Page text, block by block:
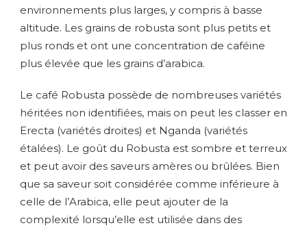
environnements plus larges, y compris à basse
altitude. Les grains de robusta sont plus petits et
plus ronds et ont une concentration de caféine
plus élevée que les grains d’arabica.
Le café Robusta possède de nombreuses variétés
héritées non identifiées, mais on peut les classer en
Erecta (variétés droites) et Nganda (variétés
étalées). Le goût du Robusta est sombre et terreux
et peut avoir des saveurs amères ou brûlées. Bien
que sa saveur soit considérée comme inférieure à
celle de l’Arabica, elle peut ajouter de la
complexité lorsqu’elle est utilisée dans des